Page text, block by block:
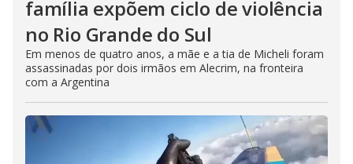
família expõem ciclo de violência
no Rio Grande do Sul
Em menos de quatro anos, a mãe e a tia de Micheli foram
assassinadas por dois irmãos em Alecrim, na fronteira
com a Argentina